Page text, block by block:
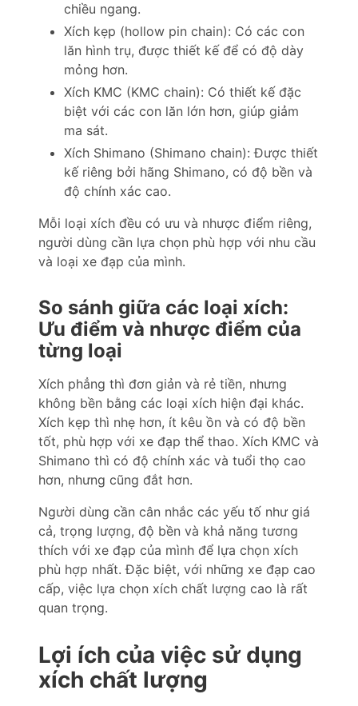
chiều ngang.
Xích kẹp (hollow pin chain): Có các con
lăn hình trụ, được thiết kế để có độ dày
mỏng hơn.
Xích KMC (KMC chain): Có thiết kế đặc
biệt với các con lăn lớn hơn, giúp giảm
ma sát.
Xích Shimano (Shimano chain): Được thiết
kế riêng bởi hãng Shimano, có độ bền và
độ chính xác cao.
Mỗi loại xích đều có ưu và nhược điểm riêng,
người dùng cần lựa chọn phù hợp với nhu cầu
và loại xe đạp của mình.
So sánh giữa các loại xích:
Ưu điểm và nhược điểm của
từng loại
Xích phẳng thì đơn giản và rẻ tiền, nhưng
không bền bằng các loại xích hiện đại khác.
Xích kẹp thì nhẹ hơn, ít kêu ồn và có độ bền
tốt, phù hợp với xe đạp thể thao. Xích KMC và
Shimano thì có độ chính xác và tuổi thọ cao
hơn, nhưng cũng đắt hơn.
Người dùng cần cân nhắc các yếu tố như giá
cả, trọng lượng, độ bền và khả năng tương
thích với xe đạp của mình để lựa chọn xích
phù hợp nhất. Đặc biệt, với những xe đạp cao
cấp, việc lựa chọn xích chất lượng cao là rất
quan trọng.
Lợi ích của việc sử dụng
xích chất lượng